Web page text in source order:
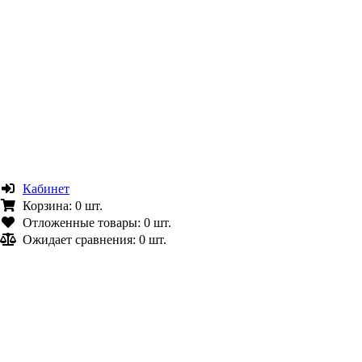
Кабинет
Корзина: 0 шт.
Отложенные товары: 0 шт.
Ожидает сравнения: 0 шт.